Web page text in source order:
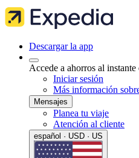
Descargar la app
Accede a ahorros al
Iniciar sesión
Más información
Mensajes
Planea tu viaje
Atención al cliente
español · USD · US